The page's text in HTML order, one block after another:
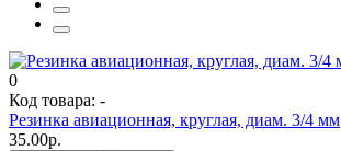
0
Код товара: -
Резинка авиационная, круглая, диам. 3/4 мм
35.00р.